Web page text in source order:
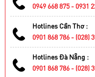
0949 668 875 - 0931
Hotlines Cần Thơ :
0901 868 786 - (028)
Hotlines Đà Nẵng :
0901 868 786 - (028)